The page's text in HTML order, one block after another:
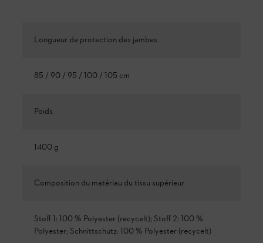
Longueur de protection des jambes
85 / 90 / 95 / 100 / 105 cm
Poids
1400 g
Composition du matériau du tissu supérieur
Stoff 1: 100 % Polyester (recycelt); Stoff 2: 100 %
Polyester; Schnittschutz: 100 % Polyester (recycelt)